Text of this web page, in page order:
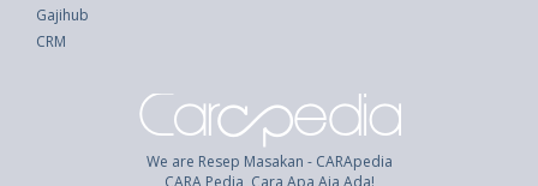
Gajihub
CRM
We are Resep Masakan - CARApedia
CARA Pedia, Cara Apa Aja Ada!